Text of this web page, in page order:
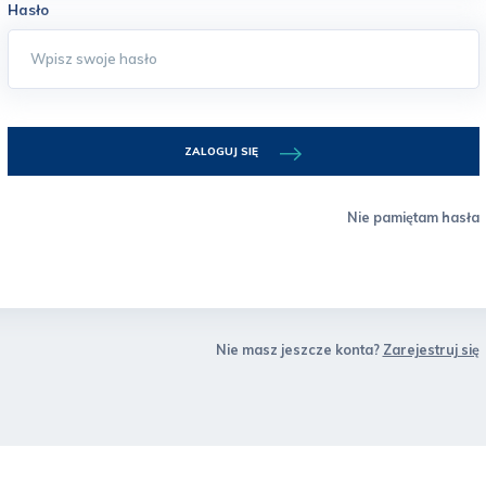
Hasło
ZALOGUJ SIĘ
Nie pamiętam hasła
Nie masz jeszcze konta? Zarejestruj się